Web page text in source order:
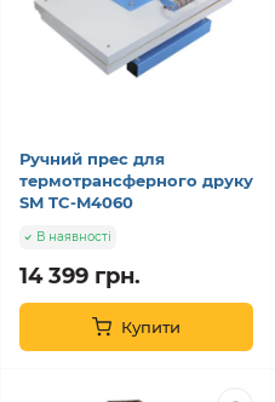
Ручний прес для
термотрансферного друку
SM TC-M4060
В наявності
14 399 грн.
Купити